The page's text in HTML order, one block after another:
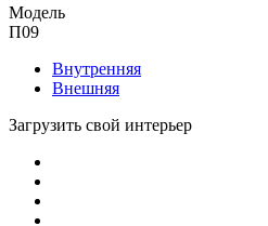
Модель
П09
Внутренняя
Внешняя
Загрузить свой интерьер